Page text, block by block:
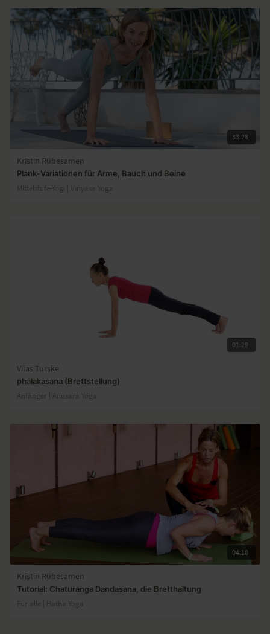
33:28
Kristin Rübesamen
Plank-Variationen für Arme, Bauch und Beine
Mittelstufe-Yogi | Vinyasa Yoga
01:29
Vilas Turske
phalakasana (Brettstellung)
Anfänger | Anusara Yoga
04:10
Kristin Rübesamen
Tutorial: Chaturanga Dandasana, die Bretthaltung
Für alle | Hatha Yoga